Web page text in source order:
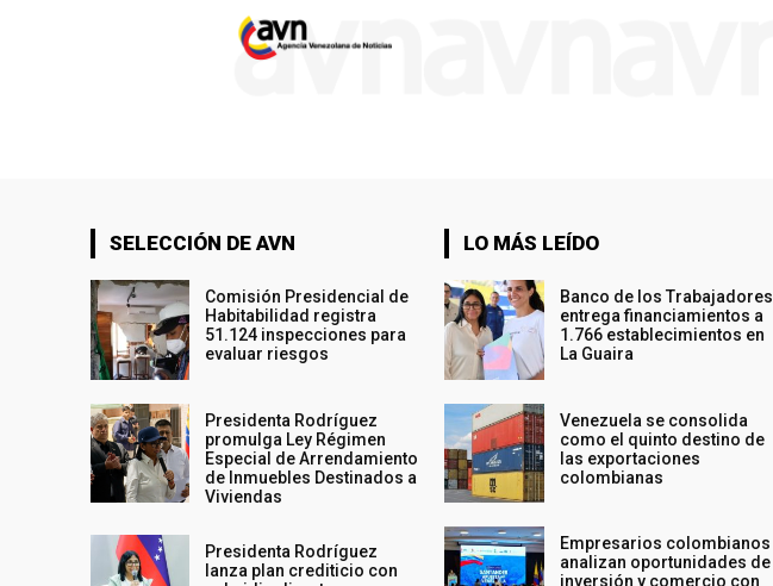
SELECCIÓN DE AVN
Comisión Presidencial de
Habitabilidad registra
51.124 inspecciones para
evaluar riesgos
Presidenta Rodríguez
promulga Ley Régimen
Especial de Arrendamiento
de Inmuebles Destinados a
Viviendas
Presidenta Rodríguez
lanza plan crediticio con
LO MÁS LEÍDO
Banco de los Trabajadores
entrega financiamientos a
1.766 establecimientos en
La Guaira
Venezuela se consolida
como el quinto destino de
las exportaciones
colombianas
Empresarios colombianos
analizan oportunidades de
inversión y comercio con